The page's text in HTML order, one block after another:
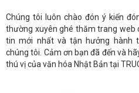
Chúng tôi luôn chào đón ý kiến
thường xuyên ghé thăm trang web
tin mới nhất và tận hưởng hành
chúng tôi. Cảm ơn bạn đã đến và
thú vị của văn hóa Nhật Bản tại